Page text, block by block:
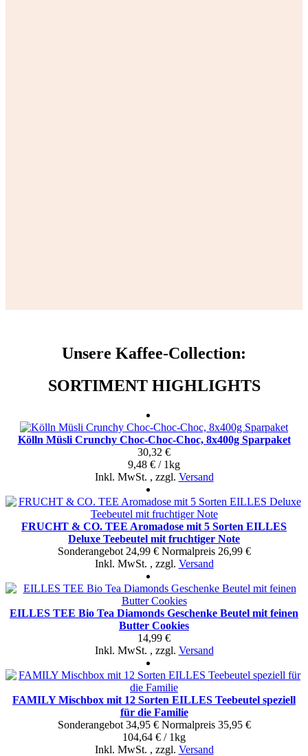
Unsere Kaffee-Collection:
SORTIMENT HIGHLIGHTS
Kölln Müsli Crunchy Choc-Choc-Choc, 8x400g Sparpaket
30,32 €
9,48 € / 1kg
Inkl. MwSt. , zzgl. Versand
FRUCHT & CO. TEE Aromadose mit 5 Sorten EILLES
Deluxe Teebeutel mit fruchtiger Note
Sonderangebot 24,99 € Normal­preis 26,99 €
Inkl. MwSt. , zzgl. Versand
EILLES TEE Bio Tea Diamonds Geschenke Beutel mit feinen
Butter Cookies
14,99 €
Inkl. MwSt. , zzgl. Versand
FAMILY Mischbox mit 12 Sorten EILLES Teebeutel speziell
für die Familie
Sonderangebot 34,95 € Normal­preis 35,95 €
104,64 € / 1kg
Inkl. MwSt. , zzgl. Versand